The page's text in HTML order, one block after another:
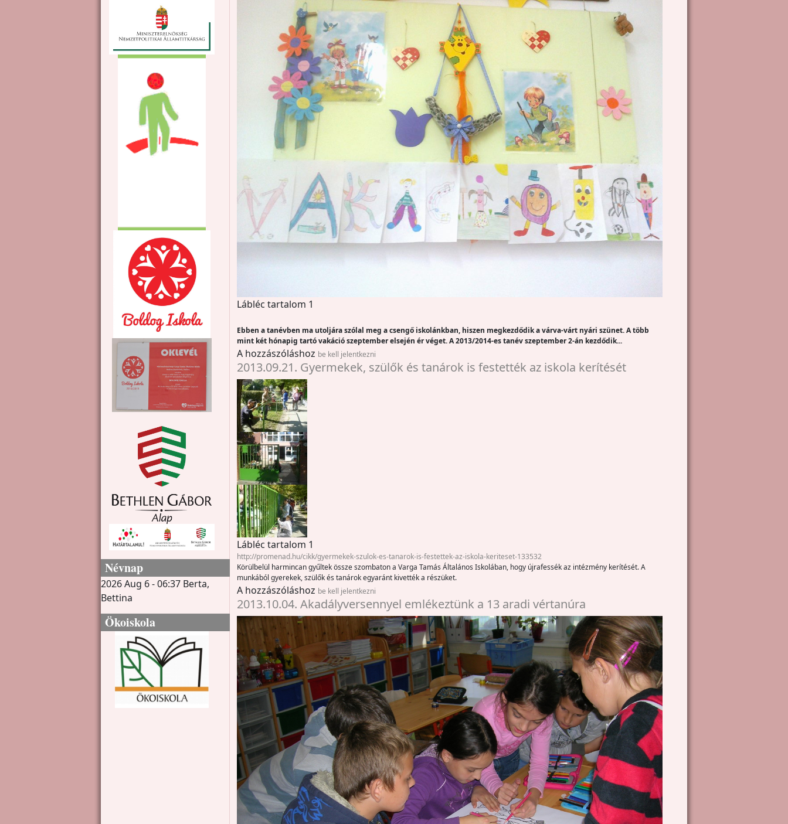
Névnap
2026 Aug 6 - 06:37 Berta,
Bettina
Ökoiskola
Lábléc tartalom 1
Ebben a tanévben ma utoljára szólal meg a csengő iskolánkban, hiszen megkezdődik a várva-várt nyári szünet. A több
mint két hónapig tartó vakáció szeptember elsején ér véget. A 2013/2014-es tanév szeptember 2-án kezdődik...
A hozzászóláshoz be kell jelentkezni
2013.09.21. Gyermekek, szülők és tanárok is festették az iskola kerítését
Lábléc tartalom 1
http://promenad.hu/cikk/gyermekek-szulok-es-tanarok-is-festettek-az-iskola-keriteset-133532
Körülbelül harmincan gyűltek össze szombaton a Varga Tamás Általános Iskolában, hogy újrafessék az intézmény kerítését. A
munkából gyerekek, szülők és tanárok egyaránt kivették a részüket.
A hozzászóláshoz be kell jelentkezni
2013.10.04. Akadályversennyel emlékeztünk a 13 aradi vértanúra